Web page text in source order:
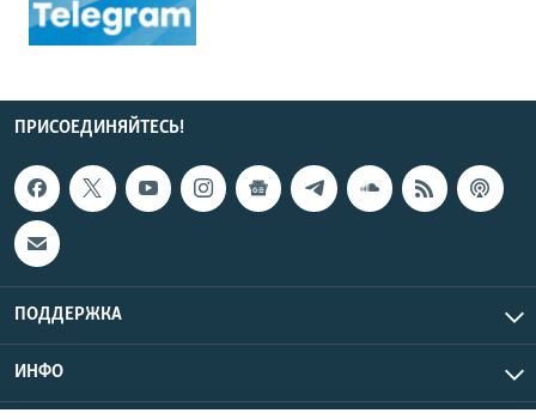
ПРИСОЕДИНЯЙТЕСЬ!
ПОДДЕРЖКА
ИНФО